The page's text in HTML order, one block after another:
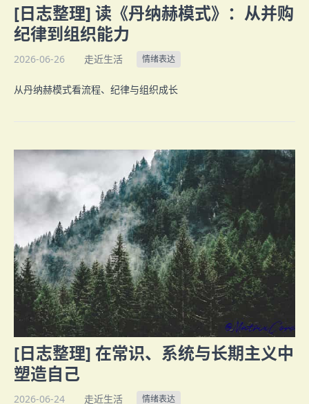
[日志整理] 读《丹纳赫模式》：从并购
纪律到组织能力
2026-06-26 走近生活 情绪表达
从丹纳赫模式看流程、纪律与组织成长
[日志整理] 在常识、系统与长期主义中
塑造自己
2026-06-24 走近生活 情绪表达